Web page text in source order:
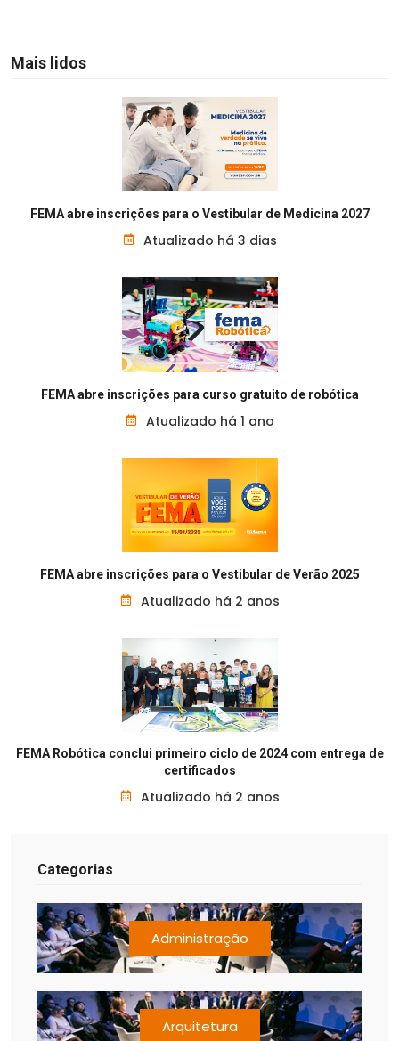
Mais lidos
FEMA abre inscrições para o Vestibular de Medicina 2027
Atualizado há 3 dias
FEMA abre inscrições para curso gratuito de robótica
Atualizado há 1 ano
FEMA abre inscrições para o Vestibular de Verão 2025
Atualizado há 2 anos
FEMA Robótica conclui primeiro ciclo de 2024 com entrega de
certificados
Atualizado há 2 anos
Categorias
Administração
Arquitetura